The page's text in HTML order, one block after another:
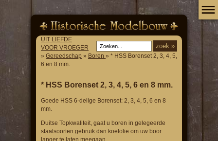
UIT LIEFDE
VOOR VROEGER
» Gereedschap » Boren » * HSS Borenset 2, 3, 4, 5,
6 en 8 mm.
* HSS Borenset 2, 3, 4, 5, 6 en 8 mm.
Goede HSS 6-delige Borenset: 2, 3, 4, 5, 6 en 8
mm.
Duitse Topkwaliteit, gaat u boren in gelegeerde
staalsoorten gebruik dan koelolie om uw boor